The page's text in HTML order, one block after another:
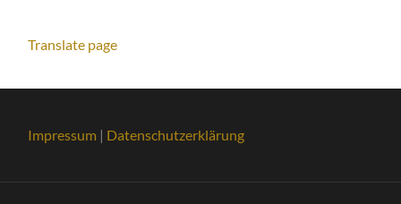
Translate page
Impressum | Datenschutzerklärung